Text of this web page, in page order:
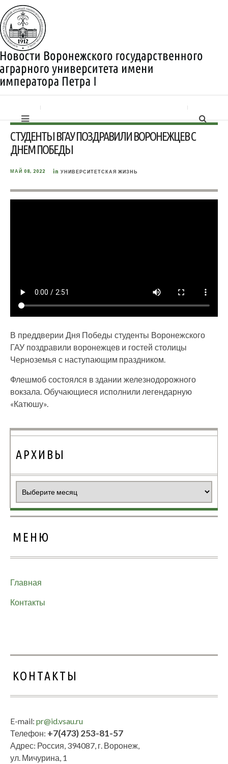
СТУДЕНТЫ ВГАУ ПОЗДРАВИЛИ ВОРОНЕЖЦЕВ С
ДНЕМ ПОБЕДЫ
МАЙ 08, 2022 in УНИВЕРСИТЕТСКАЯ ЖИЗНЬ
В преддверии Дня Победы студенты Воронежского
ГАУ поздравили воронежцев и гостей столицы
Черноземья с наступающим праздником.
Флешмоб состоялся в здании железнодорожного
вокзала. Обучающиеся исполнили легендарную
«Катюшу».
АРХИВЫ
МЕНЮ
Главная
Контакты
КОНТАКТЫ
E-mail: pr@id.vsau.ru
Телефон: +7(473) 253-81-57
Адрес: Россия, 394087, г. Воронеж,
ул. Мичурина, 1